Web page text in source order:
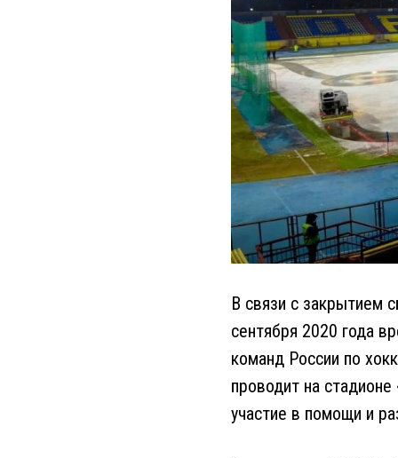
В связи с закрытием
сентября 2020 года
команд России по
проводит на
участие в помощи и